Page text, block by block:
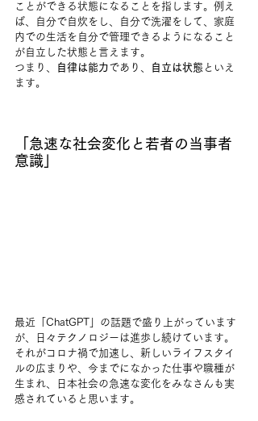
ことができる状態になることを指します。例え
ば、自分で自炊をし、自分で洗濯をして、家庭
内での生活を自分で管理できるようになること
が自立した状態と言えます。
つまり、
自律は能力であり、 自立は状態 といえ
ます。
「急速な社会変化と若者の当事者
意識」
最近「ChatGPT」の話題で盛り上がっています
が、日々テクノロジーは進歩し続けています。
それがコロナ禍で加速し、新しいライフスタイ
ルの広まりや、今までになかった仕事や職種が
生まれ、日本社会の急速な変化をみなさんも実
感されていると思います。